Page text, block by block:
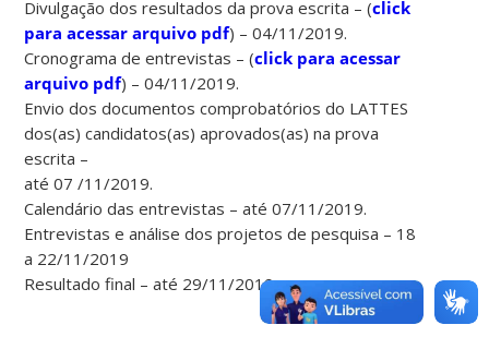
Divulgação dos resultados da prova escrita – (click
para acessar arquivo pdf) – 04/11/2019.
Cronograma de entrevistas – (click para acessar
arquivo pdf) – 04/11/2019.
Envio dos documentos comprobatórios do LATTES
dos(as) candidatos(as) aprovados(as) na prova
escrita –
até 07 /11/2019.
Calendário das entrevistas – até 07/11/2019.
Entrevistas e análise dos projetos de pesquisa – 18
a 22/11/2019
Resultado final – até 29/11/2019.